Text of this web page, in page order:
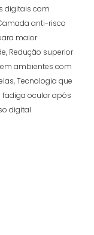
digitais com
anti-risco
maior
Redução superior
ambientes com
Tecnologia que
fadiga ocular após
digital